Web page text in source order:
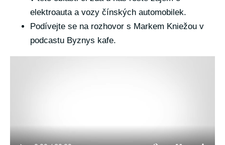
elektroauta a vozy čínských automobilek.
Podívejte se na rozhovor s Markem Kniežou v
podcastu Byznys kafe.